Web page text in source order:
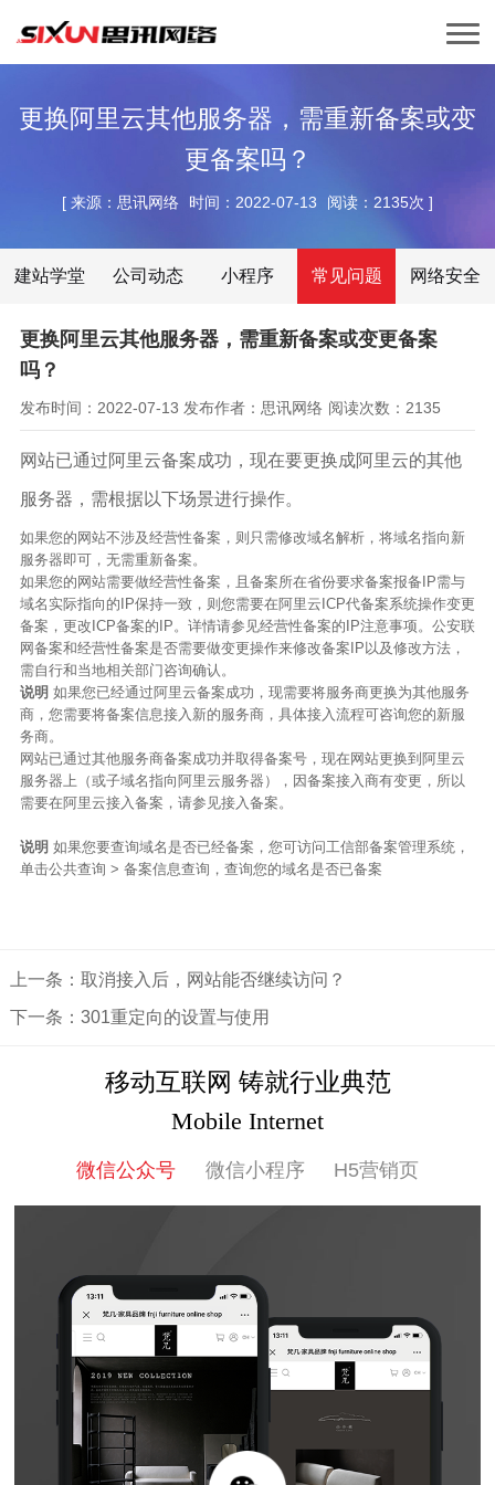
更换阿里云其他服务器，需重新备案或变
更备案吗？
[ 来源：思讯网络 时间：2022-07-13 阅读：2135次 ]
建站学堂 公司动态 小程序 常见问题 网络安全
更换阿里云其他服务器，需重新备案或变更备案
吗？
发布时间：2022-07-13 发布作者：思讯网络 阅读次数：2135
网站已通过阿里云备案成功，现在要更换成阿里云的其他
服务器，需根据以下场景进行操作。
如果您的网站不涉及经营性备案，则只需修改域名解析，将域名指向新
服务器即可，无需重新备案。
如果您的网站需要做经营性备案，且备案所在省份要求备案报备IP需与
域名实际指向的IP保持一致，则您需要在阿里云ICP代备案系统操作变更
备案，更改ICP备案的IP。 详情请参见经营性备案的IP注意事项。 公安联
网备案和经营性备案是否需要做变更操作来修改备案IP以及修改方法，
需自行和当地相关部门咨询确认。
说明 如果您已经通过阿里云备案成功，现需要将服务商更换为其他服务
商，您需要将备案信息接入新的服务商，具体接入流程可咨询您的新服
务商。
网站已通过其他服务商备案成功并取得备案号，现在网站更换到阿里云
服务器上（或子域名指向阿里云服务器），因备案接入商有变更，所以
需要在阿里云接入备案 ，请参见接入备案。
说明 如果您要查询域名是否已经备案，您可访问工信部备案管理系统，
单击公共查询 > 备案信息查询 ，查询您的域名是否已备案
上一条：取消接入后，网站能否继续访问？
下一条：301重定向的设置与使用
移动互联网 铸就行业典范
Mobile Internet
微信公众号 微信小程序 H5营销页